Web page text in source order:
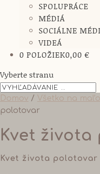
SPOLUPRÁCE
MÉDIÁ
SOCIÁLNE
VIDEÁ
0 POLOŽIEK0,00 €
Vyberte stranu
Domov / Všetko na
polotovar
Kvet
Kvet života polotovar